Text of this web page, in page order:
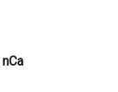
nCa